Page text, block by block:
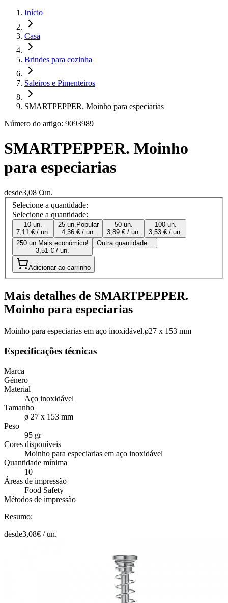
Início
Casa
Brindes para cozinha
Saleiros e Pimenteiros
SMARTPEPPER. Moinho para especiarias
Número do artigo: 9093989
SMARTPEPPER. Moinho
para especiarias
desde3,08 €un.
Selecione a quantidade:
Selecione a quantidade:
10 un.
7,11 € / un.
25 un. Popular
4,36 € / un.
50 un.
3,89 € / un.
100 un.
3,53 € / un.
250 un. Mais económico!
3,51 € / un.
Outra quantidade...
Adicionar ao carrinho
Mais detalhes de SMARTPEPPER.
Moinho para especiarias
Moinho para especiarias em aço inoxidável.ø27 x 153 mm
Especificações técnicas
Marca
Género
Material
Aço inoxidável
Tamanho
ø 27 x 153 mm
Peso
95 gr
Cores disponíveis
Moinho para especiarias em aço inoxidável
Quantidade mínima
10
Áreas de impressão
Food Safety
Métodos de impressão
Resumo:
desde3,08€ /un.